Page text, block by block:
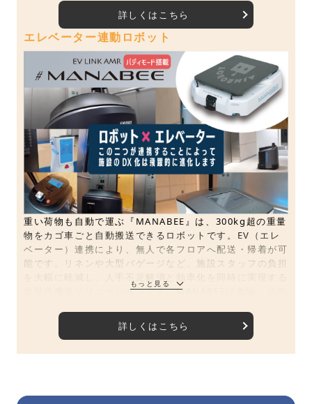
レーションを飛躍的に効率化する事が可能です。
詳しくはこちら
エレベーター連動ロボット
重い荷物も自動で運ぶ『MANABEE』は、300kg超の重量
物をカゴ車ごと自動搬送できるロボットです。EV（エレ
ベーター）連携により、無人で各フロアへ配送・帰着が可
能です。リネンや大型バゲージなど、施設スタッフの負担
次世代搬送ソリューションです。MANABEEは勿論、その
います。
詳しくはこちら